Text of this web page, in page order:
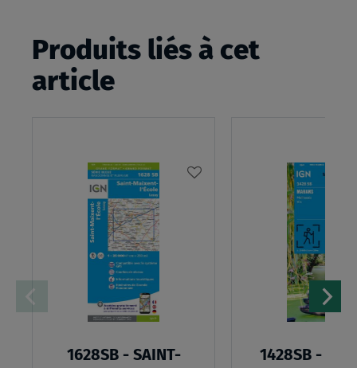
Produits liés à cet
article
1628SB - SAINT-
1428SB -